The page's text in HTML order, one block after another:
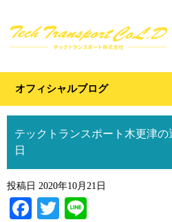
オフィシャルブログ
テックトランスポート木更津
日
投稿日 2020年10月21日
Facebook
Twitter